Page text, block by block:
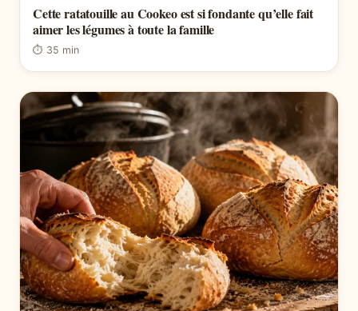
Cette ratatouille au Cookeo est si fondante qu’elle fait
aimer les légumes à toute la famille
⏱ 35 min